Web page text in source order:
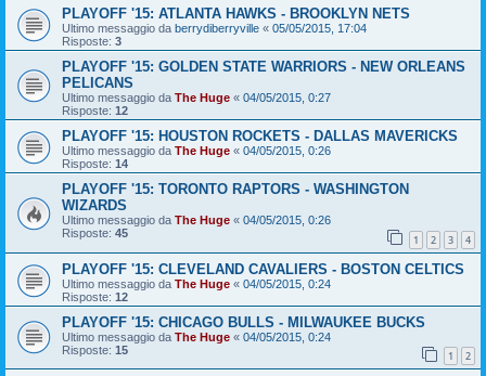
PLAYOFF '15: ATLANTA HAWKS - BROOKLYN NETS
Ultimo messaggio da berrydiberryville « 05/05/2015, 17:04
Risposte: 3
PLAYOFF '15: GOLDEN STATE WARRIORS - NEW ORLEANS
PELICANS
Ultimo messaggio da The Huge « 04/05/2015, 0:27
Risposte: 12
PLAYOFF '15: HOUSTON ROCKETS - DALLAS MAVERICKS
Ultimo messaggio da The Huge « 04/05/2015, 0:26
Risposte: 14
PLAYOFF '15: TORONTO RAPTORS - WASHINGTON
WIZARDS
Ultimo messaggio da The Huge « 04/05/2015, 0:26
Risposte: 45 1 2 3 4
PLAYOFF '15: CLEVELAND CAVALIERS - BOSTON CELTICS
Ultimo messaggio da The Huge « 04/05/2015, 0:24
Risposte: 12
PLAYOFF '15: CHICAGO BULLS - MILWAUKEE BUCKS
Ultimo messaggio da The Huge « 04/05/2015, 0:24
Risposte: 15 1 2